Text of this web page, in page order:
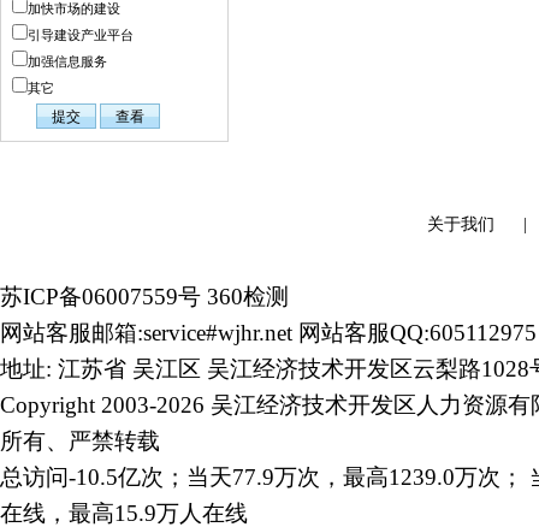
加快市场的建设
引导建设产业平台
加强信息服务
其它
关于我们
苏ICP备06007559号 360检测
网站客服邮箱:service#wjhr.net 网站客服QQ:605112975
地址: 江苏省 吴江区 吴江经济技术开发区云梨路1028
Copyright 2003-2026 吴江经济技术开发区人力资源有
所有、严禁转载
总访问-10.5亿次；当天77.9万次，最高1239.0万次；
在线，最高15.9万人在线